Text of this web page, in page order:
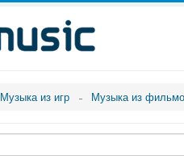
Музыка из игр Музыка из